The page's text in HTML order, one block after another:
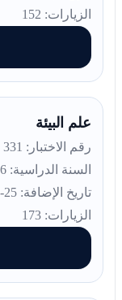
الزيارات: 152
علم البيئة
رقم الاختبار: 331
السنة الدراسية: 2025/2026
تاريخ الإضافة: 25-04-2026
الزيارات: 173